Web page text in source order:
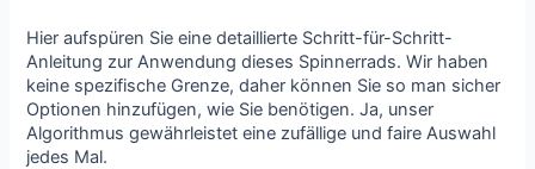
Hier aufspüren Sie eine detaillierte Schritt-für-Schritt-
Anleitung zur Anwendung dieses Spinnerrads. Wir haben
keine spezifische Grenze, daher können Sie so man sicher
Optionen hinzufügen, wie Sie benötigen. Ja, unser
Algorithmus gewährleistet eine zufällige und faire Auswahl
jedes Mal.